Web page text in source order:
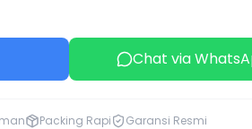
Chat via
Packing Rapi Garansi Resmi